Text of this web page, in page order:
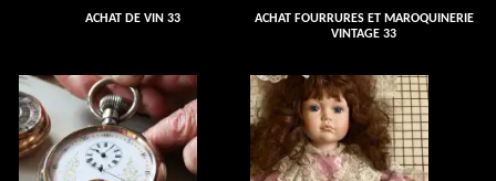
ACHAT DE VIN 33
ACHAT FOURRURES ET MAROQUINERIE
VINTAGE 33